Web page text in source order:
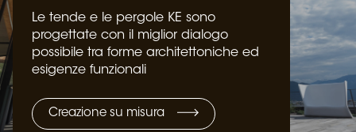
Le tende e le pergole KE sono
progettate con il miglior dialogo
possibile tra forme architettoniche ed
esigenze funzionali
Creazione su misura